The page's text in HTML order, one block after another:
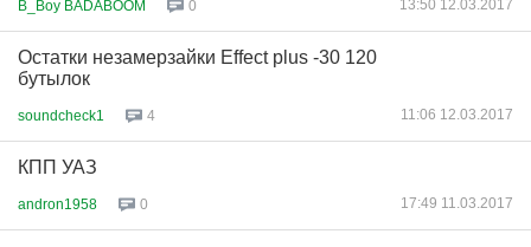
B_Boy BADABOOM 0 13:50 12.03.2017
Остатки незамерзайки Effect plus -30 120
бутылок
soundcheck1 4 11:06 12.03.2017
КПП УАЗ
andron1958 0 17:49 11.03.2017